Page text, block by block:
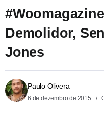
Demolidor,
Jones
Paulo Olivera
6 de dezembro de 2015